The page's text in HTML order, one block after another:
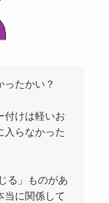
ったかい？
付けは軽いお
入らなかった
る」ものがあ
当に関係して